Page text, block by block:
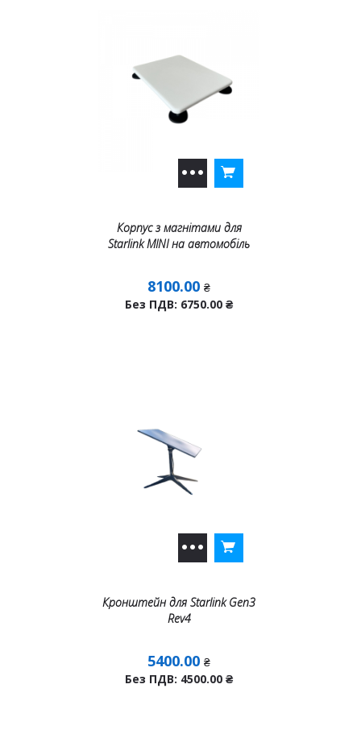
Корпус з магнітами для
Starlink MINI на автомобіль
8100.00 ₴
Без ПДВ: 6750.00 ₴
Кронштейн для Starlink Gen3
Rev4
5400.00 ₴
Без ПДВ: 4500.00 ₴